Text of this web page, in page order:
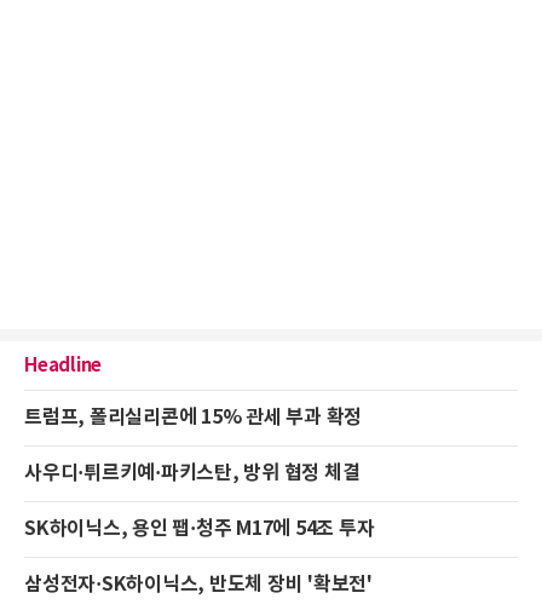
Headline
트럼프, 폴리실리콘에 15% 관세 부과 확정
사우디·튀르키예·파키스탄, 방위 협정 체결
SK하이닉스, 용인 팹·청주 M17에 54조 투자
삼성전자·SK하이닉스, 반도체 장비 '확보전'